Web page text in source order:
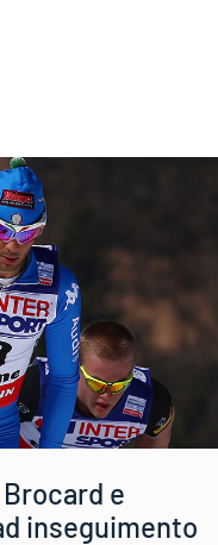
e
inseguimento